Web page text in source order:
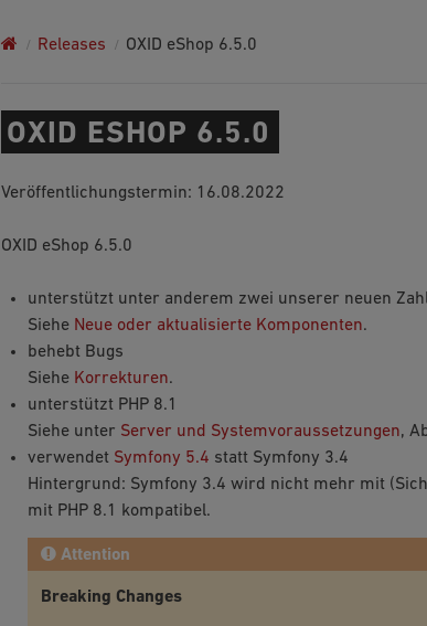
Releases OXID eShop 6.5.0
OXID ESHOP 6.5.0
Veröffentlichungstermin: 16.08.2022
OXID eShop 6.5.0
unterstützt unter anderem zwei unserer neuen
Siehe Neue oder aktualisierte Komponenten.
behebt Bugs
Siehe Korrekturen.
unterstützt PHP 8.1
Siehe unter Server und Systemvoraussetzungen,
verwendet Symfony 5.4 statt Symfony 3.4
Hintergrund: Symfony 3.4 wird nicht mehr mit
mit PHP 8.1 kompatibel.
Attention
Breaking Changes